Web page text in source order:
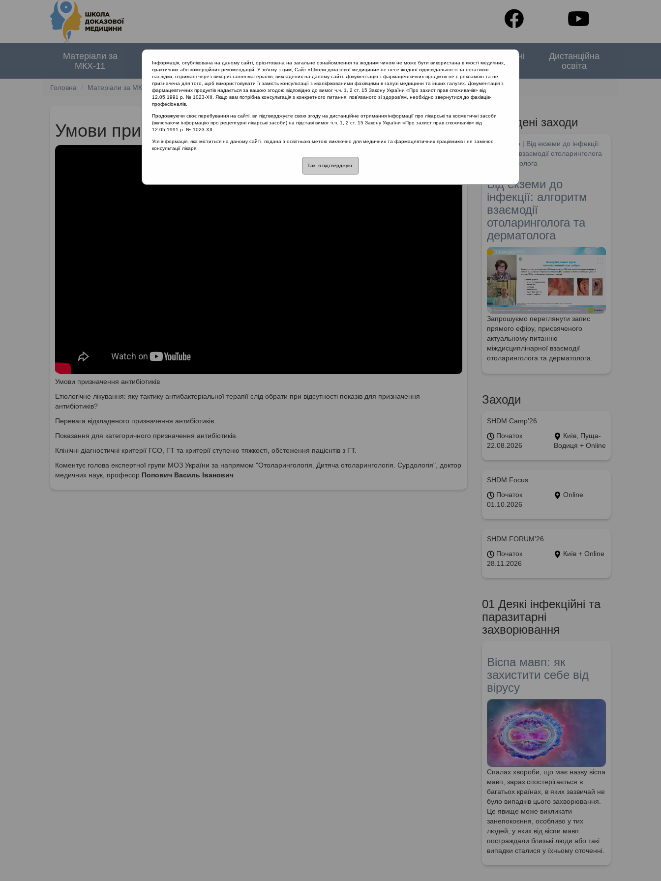
Матеріали за
МКХ-11
документи
заходи
проекту
Спеціальні
випуски
Дистанційна
освіта
Головна Матеріали за МКХ-11 01 Деякі інфекційні та паразитарні захворювання Умови призначення антибіотиків
Умови призначення антибіотиків
Умови призначення антибіотиків
Етіологічне лікування: яку тактику антибактеріальної терапії слід обрати при відсутності показів для призначення
антибіотиків?
Перевага відкладеного призначення антибіотиків.
Показання для категоричного призначення антибіотиків.
Клінічні діагностичні критерії ГСО, ГТ та критерії ступеню тяжкості, обстеження пацієнтів з ГТ.
Коментує голова експертної групи МОЗ України за напрямом "Отоларингологія. Дитяча отоларингологія. Сурдологія", доктор
медичних наук, професор Попович Василь Іванович
Проведені заходи
SHDM.info | Від екземи до інфекції:
алгоритм взаємодії отоларинголога
та дерматолога
Від екземи до
інфекції: алгоритм
взаємодії
отоларинголога та
дерматолога
Запрошуємо переглянути запис
прямого ефіру, присвяченого
актуальному питанню
міждисциплінарної взаємодії
отоларинголога та дерматолога.
Заходи
SHDM.Camp’26
Початок
22.08.2026
Київ, Пуща-
Водиця + Online
SHDM.Focus
Початок
01.10.2026
Online
SHDM.FORUM’26
Початок
28.11.2026
Київ + Online
01 Деякі інфекційні та
паразитарні
захворювання
Віспа мавп: як
захистити себе від
вірусу
Спалах хвороби, що має назву віспа
мавп, зараз спостерігається в
багатьох країнах, в яких зазвичай не
було випадків цього захворювання.
Це явище може викликати
занепокоєння, особливо у тих
людей, у яких від віспи мавп
постраждали близькі люди або такі
випадки сталися у їхньому оточенні.
Інформація, опублікована на даному сайті, орієнтована на загальне ознайомлення та жодним чином не може бути використана в якості медичних,
практичних або комерційних рекомендацій. У зв’язку з цим, Сайт «Школи доказової медицини» не несе жодної відповідальності за негативні
наслідки, отримані через використання матеріалів, викладених на даному сайті. Документація з фармацевтичних продуктів не є рекламою та не
призначена для того, щоб використовувати її замість консультації з кваліфікованими фахівцями в галузі медицини та інших галузях. Документація з
фармацевтичних продуктів надається за вашою згодою відповідно до вимог ч.ч. 1, 2 ст. 15 Закону України «Про захист прав споживачів» від
12.05.1991 р. № 1023-XII. Якщо вам потрібна консультація з конкретного питання, пов’язаного зі здоров’ям, необхідно звернутися до фахівців-
професіоналів.
Продовжуючи своє перебування на сайті, ви підтверджуєте свою згоду на дистанційне отримання інформації про лікарські та косметичні засоби
(включаючи інформацію про рецептурні лікарські засоби) на підставі вимог ч.ч. 1, 2 ст. 15 Закону України «Про захист прав споживачів» від
12.05.1991 р. № 1023-XII.
Уся інформація, яка міститься на даному сайті, подана з освітньою метою виключно для медичних та фармацевтичних працівників і не замінює
консультації лікаря.
Так, я підтверджую.